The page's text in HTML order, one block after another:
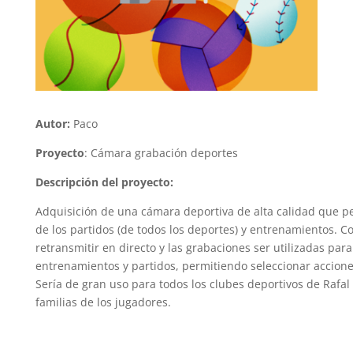
Autor: Paco
Proyecto: Cámara grabación deportes
Descripción del proyecto:
Adquisición de una cámara deportiva de alta calidad que
de los partidos (de todos los deportes) y entrenamientos.
retransmitir en directo y las grabaciones ser utilizadas
entrenamientos y partidos, permitiendo seleccionar
Sería de gran uso para todos los clubes deportivos de
familias de los jugadores.